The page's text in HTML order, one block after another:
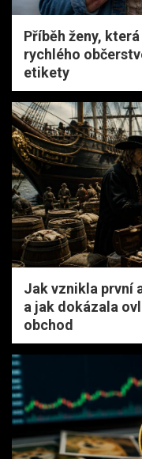
Příběh ženy,
rychlého
etikety
Jak vznikla první
a jak dokázala
obchod